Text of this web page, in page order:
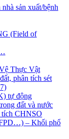
sản xuất/bệnh
(Field of
Thực Vật
phân tích sét
tự động
đất và nước
tích CHNSO
– Khối phổ